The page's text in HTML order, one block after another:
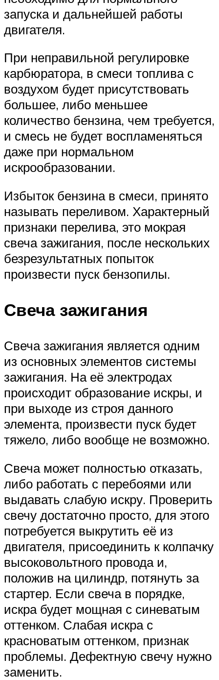
запуска и дальнейшей работы
двигателя.
При неправильной регулировке
карбюратора, в смеси топлива с
воздухом будет присутствовать
большее, либо меньшее
количество бензина, чем требуется,
и смесь не будет воспламеняться
даже при нормальном
искрообразовании.
Избыток бензина в смеси, принято
называть переливом. Характерный
признаки перелива, это мокрая
свеча зажигания, после нескольких
безрезультатных попыток
произвести пуск бензопилы.
Свеча зажигания
Свеча зажигания является одним
из основных элементов системы
зажигания. На её электродах
происходит образование искры, и
при выходе из строя данного
элемента, произвести пуск будет
тяжело, либо вообще не возможно.
Свеча может полностью отказать,
либо работать с перебоями или
выдавать слабую искру. Проверить
свечу достаточно просто, для этого
потребуется выкрутить её из
двигателя, присоединить к колпачку
высоковольтного провода и,
положив на цилиндр, потянуть за
стартер. Если свеча в порядке,
искра будет мощная с синеватым
оттенком. Слабая искра с
красноватым оттенком, признак
проблемы. Дефектную свечу нужно
заменить.